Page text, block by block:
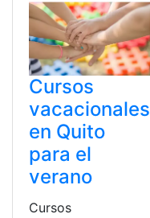
Cursos
vacacionales
en Quito
para el
verano
Cursos